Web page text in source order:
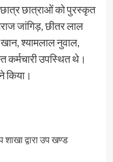
छात्र छात्राओं को पुरस्कृत
जांगिड़, छीतर लाल
श्यामलाल नुवाल,
उपस्थित थे।
किया।
द्वारा उप खण्ड